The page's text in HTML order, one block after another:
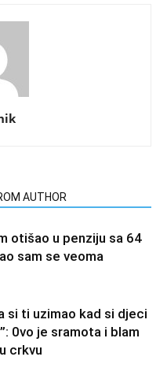
AUTHOR
otišao u penziju sa 64
sam se veoma
si ti uzimao kad si djeci
0vo je sramota i blam
crkvu